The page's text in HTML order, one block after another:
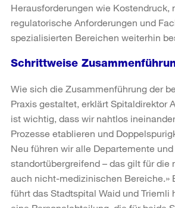
Herausforderungen wie Kostendruck,
regulatorische Anforderungen und
spezialisierten Bereichen weiterhin
Schrittweise
Wie sich die Zusammenführung der
Praxis gestaltet, erklärt Spitaldirektor
ist wichtig, dass wir nahtlos
Prozesse etablieren und
Neu führen wir alle Departemente
standortübergreifend – das gilt für die
auch nicht-medizinischen Bereiche.»
führt das Stadtspital Waid und Triemli